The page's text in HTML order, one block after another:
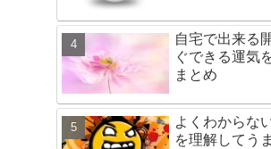
自宅で出来る
ぐできる運気
まとめ
よくわからな
を理解してう